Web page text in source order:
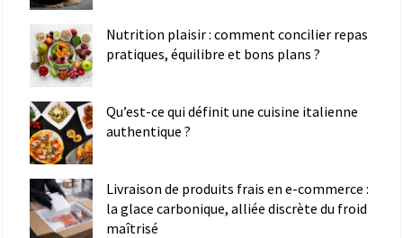
Nutrition plaisir : comment concilier repas
pratiques, équilibre et bons plans ?
Qu’est-ce qui définit une cuisine italienne
authentique ?
Livraison de produits frais en e-commerce :
la glace carbonique, alliée discrète du froid
maîtrisé